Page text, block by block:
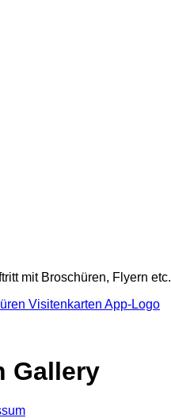
mit Broschüren, Flyern etc.
Visitenkarten App-Logo
Gallery